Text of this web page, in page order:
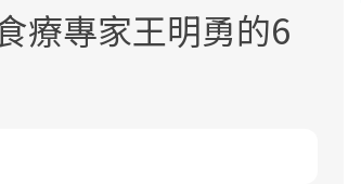
專家王明勇的6